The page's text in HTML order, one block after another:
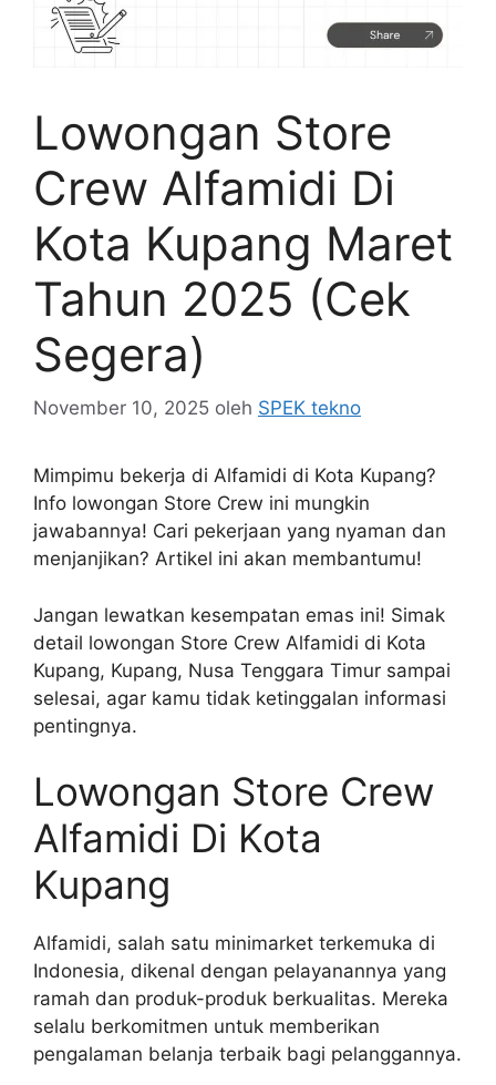
Lowongan Store
Crew Alfamidi Di
Kota Kupang Maret
Tahun 2025 (Cek
Segera)
November 10, 2025 oleh SPEK tekno
Mimpimu bekerja di Alfamidi di Kota Kupang?
Info lowongan Store Crew ini mungkin
jawabannya! Cari pekerjaan yang nyaman dan
menjanjikan? Artikel ini akan membantumu!
Jangan lewatkan kesempatan emas ini! Simak
detail lowongan Store Crew Alfamidi di Kota
Kupang, Kupang, Nusa Tenggara Timur sampai
selesai, agar kamu tidak ketinggalan informasi
pentingnya.
Lowongan Store Crew
Alfamidi Di Kota
Kupang
Alfamidi, salah satu minimarket terkemuka di
Indonesia, dikenal dengan pelayanannya yang
ramah dan produk-produk berkualitas. Mereka
selalu berkomitmen untuk memberikan
pengalaman belanja terbaik bagi pelanggannya.